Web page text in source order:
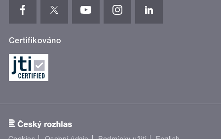
Certifikováno